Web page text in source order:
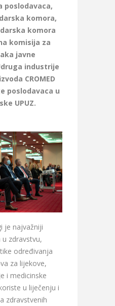
poslodavaca,
komora,
komora
komisija za
javne
industrije
CROMED
poslodavaca u
UPUZ.
je najvažniji
zdravstvu,
određivanja
za lijekove,
i medicinske
u liječenju i
zdravstvenih